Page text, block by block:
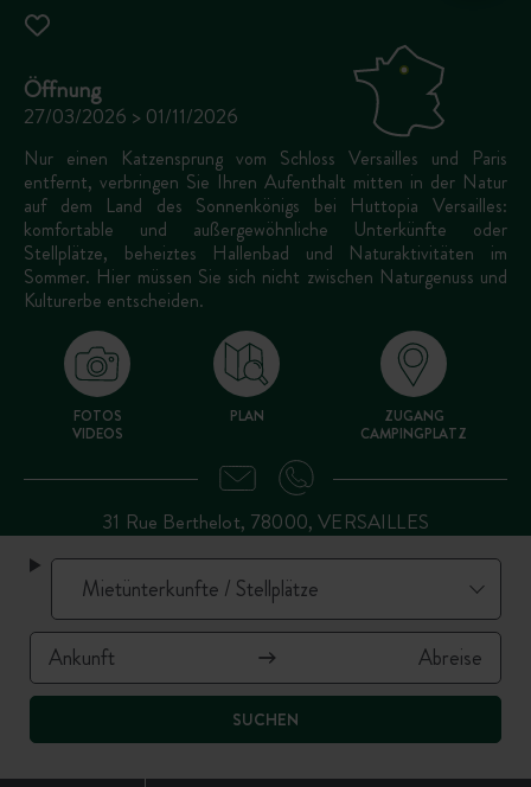
SUCHEN
Öffnung
27/03/2026 > 01/11/2026
Nur einen Katzensprung vom Schloss Versailles und Paris
entfernt, verbringen Sie Ihren Aufenthalt mitten in der Natur
auf dem Land des Sonnenkönigs bei Huttopia Versailles:
komfortable und außergewöhnliche Unterkünfte oder
Stellplätze, beheiztes Hallenbad und Naturaktivitäten im
Sommer. Hier müssen Sie sich nicht zwischen Naturgenuss und
Kulturerbe entscheiden.
FOTOS
VIDEOS
PLAN
ZUGANG
CAMPINGPLATZ
31 Rue Berthelot, 78000, VERSAILLES